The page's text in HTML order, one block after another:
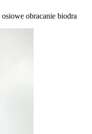
osiowe obracanie biodra